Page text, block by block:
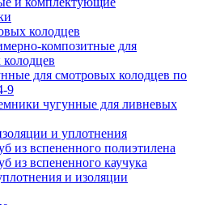
колодцев
композитные для
для смотровых колодцев по
9
чугунные для ливневых
и уплотнения
из вспененного полиэтилена
из вспененного каучука
и изоляции